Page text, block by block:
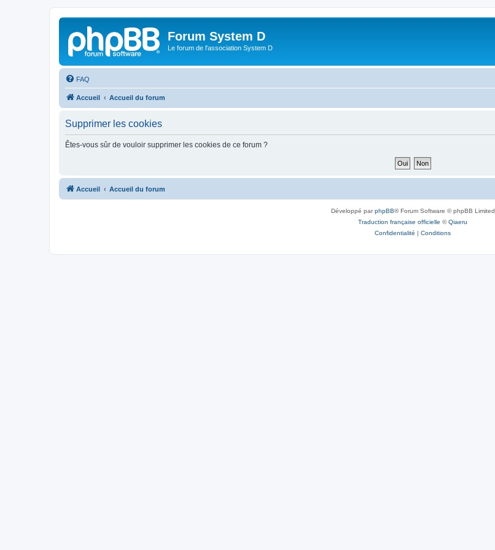
Forum System D
Le forum de l'association System D
FAQ
Accueil Accueil du forum
Supprimer les cookies
Êtes-vous sûr de vouloir supprimer les cookies de ce forum ?
Accueil Accueil du forum
Développé parphpBB® Forum Software © phpBB Limited
Traduction française officielle ©Qiaeru
Confidentialité | Conditions